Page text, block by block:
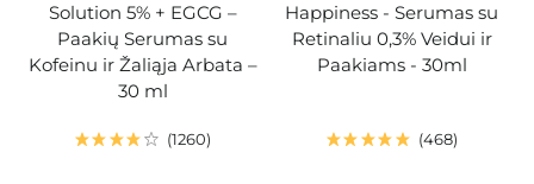
Solution 5% + EGCG –
Paakių Serumas su
Kofeinu ir Žaliąja Arbata –
30 ml
1260
Happiness - Serumas su
Retinaliu 0,3% Veidui ir
Paakiams - 30ml
468